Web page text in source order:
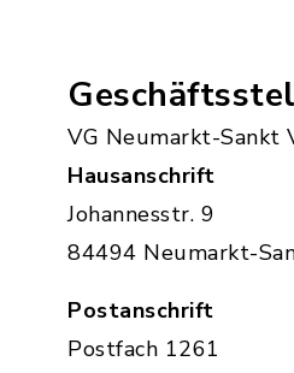
VG Neumarkt-Sankt
Hausanschrift
Johannesstr. 9
84494 Neumarkt-
Postanschrift
Postfach 1261